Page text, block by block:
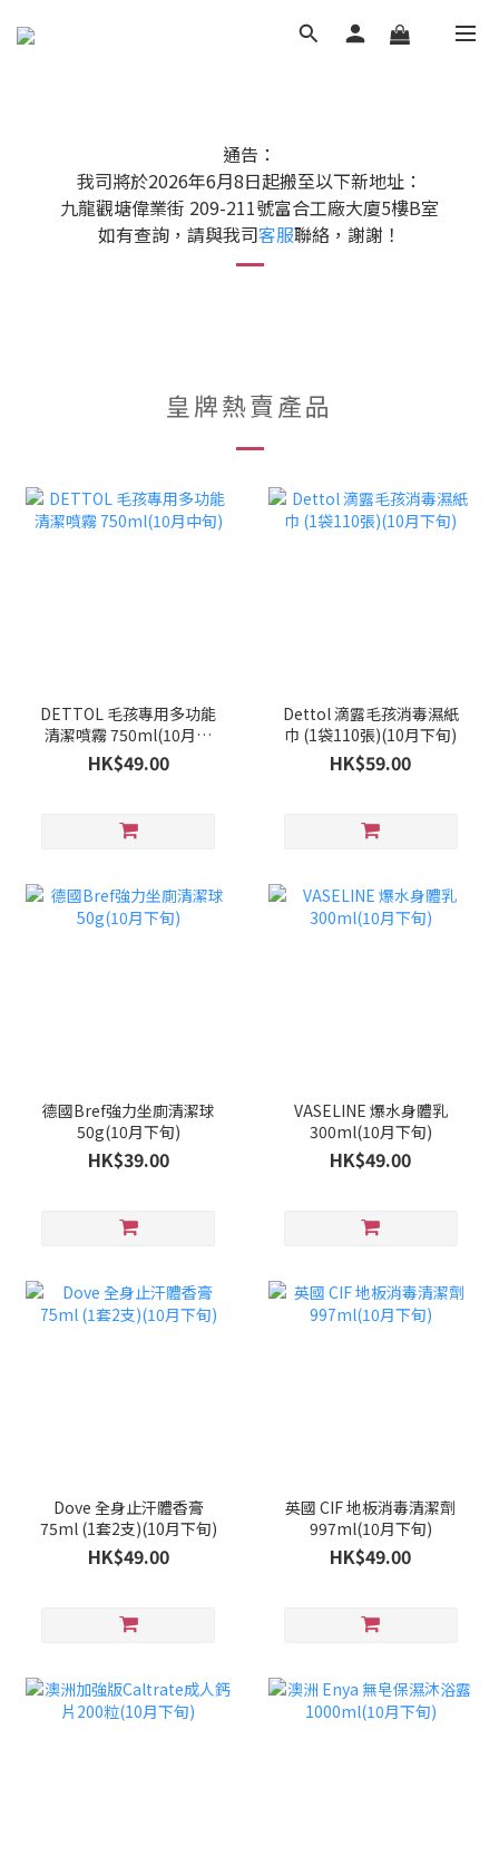
通告：
我司將於2026年6月8日起搬至以下新地址：
九龍觀塘偉業街 209-211號富合工廠大廈5樓B室
如有查詢，請與我司客服聯絡，謝謝！
皇牌熱賣產品
DETTOL 毛孩專用多功能
清潔噴霧 750ml(10月中
旬)
HK$49.00
Dettol 滴露毛孩消毒濕紙
巾 (1袋110張)(10月下旬)
HK$59.00
德國Bref強力坐廁清潔球
50g(10月下旬)
HK$39.00
VASELINE 爆水身體乳
300ml(10月下旬)
HK$49.00
Dove 全身止汗體香膏
75ml (1套2支)(10月下旬)
HK$49.00
英國 CIF 地板消毒清潔劑
997ml(10月下旬)
HK$49.00